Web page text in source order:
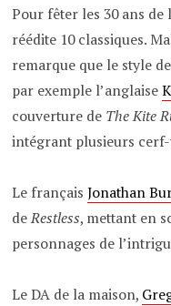
Pour fêter les 30 ans de
réédite 10 classiques.
remarque que le style
par exemple l’anglaise
couverture de The Kite
intégrant plusieurs
Le françaisJonathan
deRestless, mettant en
personnages de
Le DA de la maison,